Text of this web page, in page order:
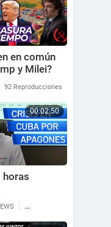
en común
y Milei?
92 Reproducciones
00:02:50
horas
| 73 Reproducciones